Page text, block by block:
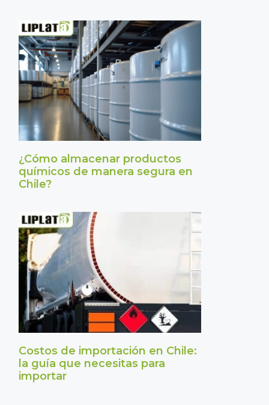
¿Cómo almacenar productos
químicos de manera segura en
Chile?
Costos de importación en Chile:
la guía que necesitas para
importar